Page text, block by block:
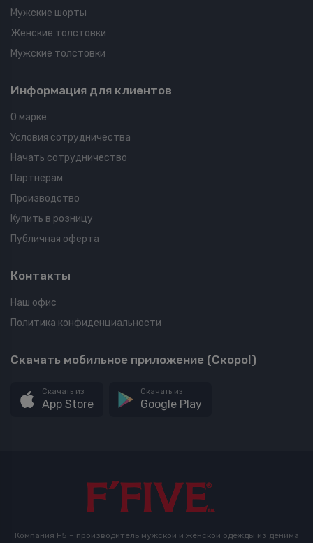
Мужские шорты
Женские толстовки
Мужские толстовки
Информация для клиентов
О марке
Условия сотрудничества
Начать сотрудничество
Партнерам
Производство
Купить в розницу
Публичная оферта
Контакты
Наш офис
Политика конфиденциальности
Скачать мобильное приложение (Скоро!)
Скачать из
App Store
Скачать из
Google Play
Компания F5 – производитель мужской и женской одежды из денима